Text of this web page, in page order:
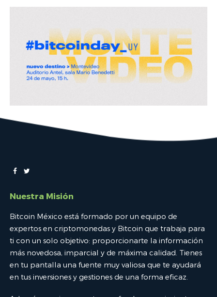
Nuestra Misión
Bitcoin México está formado por un equipo de
expertos en criptomonedas y Bitcoin que trabaja para
ti con un solo objetivo: proporcionarte la información
más novedosa, imparcial y de máxima calidad. Tienes
en tu pantalla una fuente muy valiosa que te ayudará
en tus inversiones y gestiones de una forma eficaz.